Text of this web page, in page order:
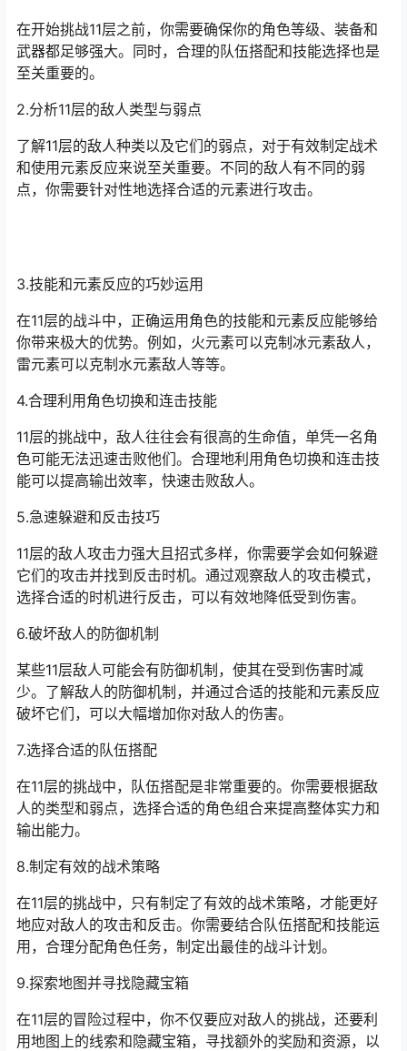
在开始挑战11层之前，你需要确保你的角色等级、装备和
武器都足够强大。同时，合理的队伍搭配和技能选择也是
至关重要的。
2.分析11层的敌人类型与弱点
了解11层的敌人种类以及它们的弱点，对于有效制定战术
和使用元素反应来说至关重要。不同的敌人有不同的弱
点，你需要针对性地选择合适的元素进行攻击。
3.技能和元素反应的巧妙运用
在11层的战斗中，正确运用角色的技能和元素反应能够给
你带来极大的优势。例如，火元素可以克制冰元素敌人，
雷元素可以克制水元素敌人等等。
4.合理利用角色切换和连击技能
11层的挑战中，敌人往往会有很高的生命值，单凭一名角
色可能无法迅速击败他们。合理地利用角色切换和连击技
能可以提高输出效率，快速击败敌人。
5.急速躲避和反击技巧
11层的敌人攻击力强大且招式多样，你需要学会如何躲避
它们的攻击并找到反击时机。通过观察敌人的攻击模式，
选择合适的时机进行反击，可以有效地降低受到伤害。
6.破坏敌人的防御机制
某些11层敌人可能会有防御机制，使其在受到伤害时减
少。了解敌人的防御机制，并通过合适的技能和元素反应
破坏它们，可以大幅增加你对敌人的伤害。
7.选择合适的队伍搭配
在11层的挑战中，队伍搭配是非常重要的。你需要根据敌
人的类型和弱点，选择合适的角色组合来提高整体实力和
输出能力。
8.制定有效的战术策略
在11层的挑战中，只有制定了有效的战术策略，才能更好
地应对敌人的攻击和反击。你需要结合队伍搭配和技能运
用，合理分配角色任务，制定出最佳的战斗计划。
9.探索地图并寻找隐藏宝箱
在11层的冒险过程中，你不仅要应对敌人的挑战，还要利
用地图上的线索和隐藏宝箱，寻找额外的奖励和资源，以